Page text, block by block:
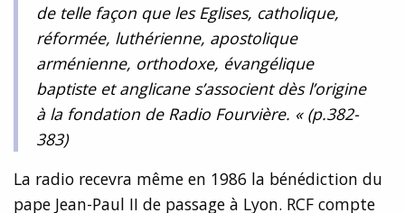
de telle façon que les Eglises, catholique,
réformée, luthérienne, apostolique
arménienne, orthodoxe, évangélique
baptiste et anglicane s’associent dès l’origine
à la fondation de Radio Fourvière. « (p.382-
383)
La radio recevra même en 1986 la bénédiction du
pape Jean-Paul II de passage à Lyon. RCF compte